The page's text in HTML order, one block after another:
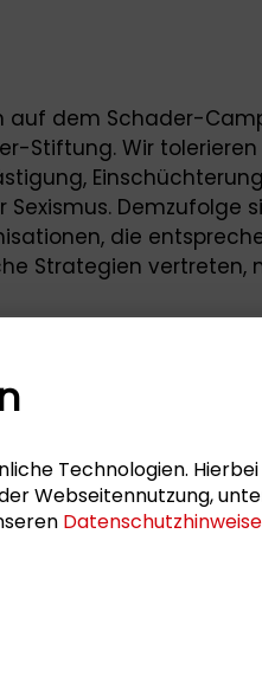
auf dem Schader-
Stiftung. Wir tolerieren
Demzufolge
die
Strategien vertreten,
Technologien.
Webseitennutzung,